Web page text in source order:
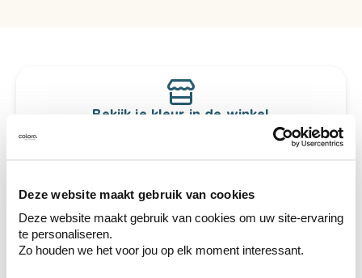
Deze website maakt gebruik van cookies
Deze website maakt gebruik van cookies om uw site-ervaring
te personaliseren.
Zo houden we het voor jou op elk moment interessant.
Bekijk je kleur in de winkel
Ontdek er kleurechte stalen van je
te verfijnen.
Krijg persoonlijk advies om kleuren te
combineren.